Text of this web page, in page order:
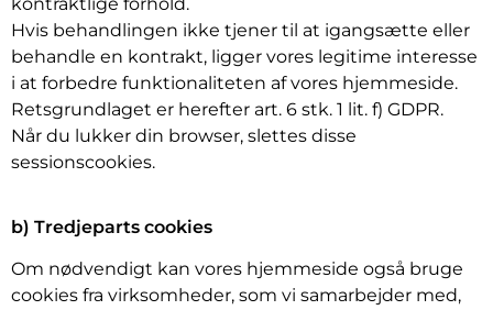
Hvis behandlingen ikke tjener til at igangsætte eller
behandle en kontrakt, ligger vores legitime interesse
i at forbedre funktionaliteten af vores hjemmeside.
Retsgrundlaget er herefter art. 6 stk. 1 lit. f) GDPR.
Når du lukker din browser, slettes disse
sessionscookies.
b) Tredjeparts cookies
Om nødvendigt kan vores hjemmeside også bruge
cookies fra virksomheder, som vi samarbejder med,